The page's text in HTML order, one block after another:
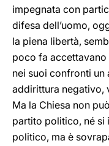
impegnata con
difesa dell’uomo,
la piena libertà,
poco fa accettavano
nei suoi confronti
addirittura negativo,
Ma la Chiesa non
partito politico, né si
politico, ma è